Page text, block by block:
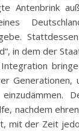
Antenbrink
in dem der
Generationen,
einzudämmen.
nachdem
mit der Zeit